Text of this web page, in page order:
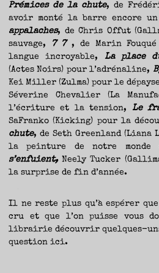
Prémices de la chute, de
avoir monté la barre encore
appalaches, de Chris Offut
sauvage,
7 7, de Marin Fouqué
langue incroyable,La place
(Actes Noirs) pour l’adrénaline,
Kei Miller (Zulma) pour le
Séverine Chevalier (La
l’écriture et la tension, Le
SaFranko (Kicking) pour la
chute, de Seth Greenland (Liana
la peinture de notre
s’enfuient,Neely Tucker
la surprise de fin d’année.
Il ne reste plus qu’à espérer
cru et que l’on puisse vous
librairie découvrir quelques-
question ici.